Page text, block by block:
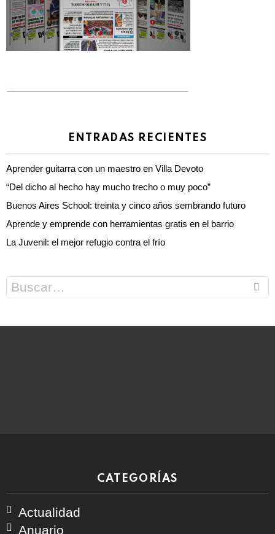
ENTRADAS RECIENTES
Aprender guitarra con un maestro en Villa Devoto
“Del dicho al hecho hay mucho trecho o muy poco”
Buenos Aires School: treinta y cinco años sembrando futuro
Aprende y emprende con herramientas gratis en el barrio
La Juvenil: el mejor refugio contra el frío
for:
CATEGORÍAS
Actualidad
Anuario